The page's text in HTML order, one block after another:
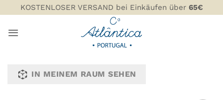
Inhalt
springen
KOSTENLOSER VERSAND bei Einkäufen über 65€
IN MEINEM RAUM SEHEN